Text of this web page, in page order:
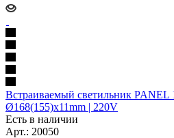
Встраиваемый светильник
Ø168(155)x11mm | 220V
Есть в наличии
Арт.: 20050